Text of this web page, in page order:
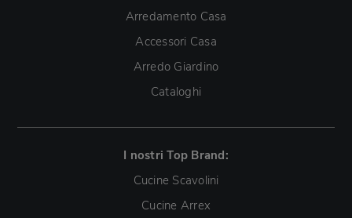
Arredamento Casa
Accessori Casa
Arredo Giardino
Cataloghi
I nostri Top Brand:
Cucine Scavolini
Cucine Arrex